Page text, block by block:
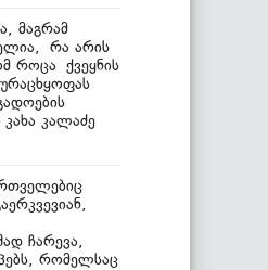
მაგრამ
რა არის
როცა ქვეყნის
კალაძე
ჩარევა,
რომელსაც